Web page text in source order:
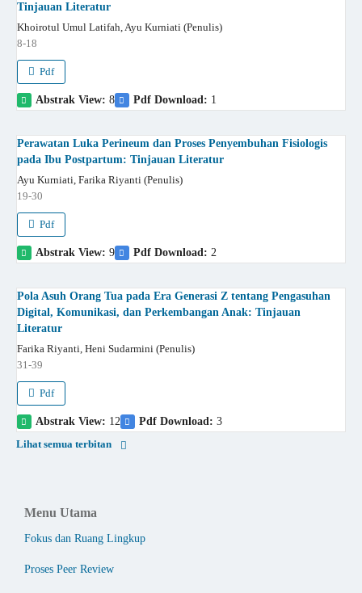
Tinjauan Literatur
Khoirotul Umul Latifah, Ayu Kurniati (Penulis)
8-18
Pdf
Abstrak View: 8 Pdf Download: 1
Perawatan Luka Perineum dan Proses Penyembuhan Fisiologis
pada Ibu Postpartum: Tinjauan Literatur
Ayu Kurniati, Farika Riyanti (Penulis)
19-30
Pdf
Abstrak View: 9 Pdf Download: 2
Pola Asuh Orang Tua pada Era Generasi Z tentang Pengasuhan
Digital, Komunikasi, dan Perkembangan Anak: Tinjauan
Literatur
Farika Riyanti, Heni Sudarmini (Penulis)
31-39
Pdf
Abstrak View: 12 Pdf Download: 3
Lihat semua terbitan
Menu Utama
Fokus dan Ruang Lingkup
Proses Peer Review